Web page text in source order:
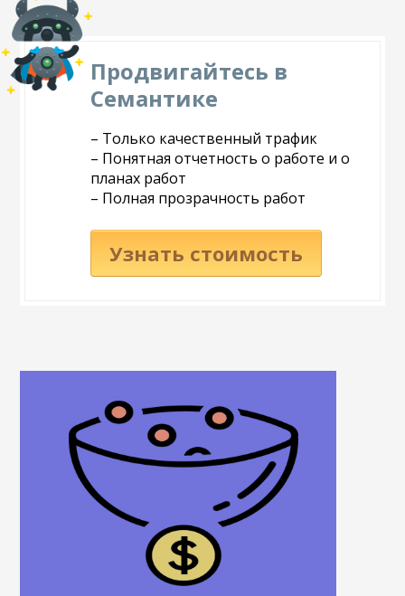
Продвигайтесь в
Семантике
– Только качественный трафик
– Понятная отчетность о работе и о
планах работ
– Полная прозрачность работ
Узнать стоимость